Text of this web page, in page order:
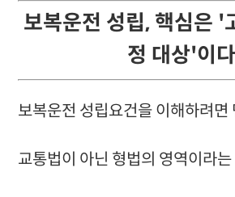
보복운전 성립, 핵심은 '
정 대상'이다
보복운전 성립요건을 이해하려면
교통법이 아닌 형법의 영역이라